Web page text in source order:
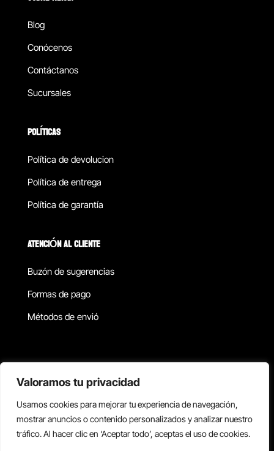
Valoramos tu privacidad
Usamos cookies para mejorar tu experiencia de navegación,
mostrar anuncios o contenido personalizados y analizar nuestro
tráfico. Al hacer clic en ‘Aceptar todo’, aceptas el uso de cookies.
Blog
Conócenos
Contáctanos
Sucursales
POLÍTICAS
Política de devolucion
Política de entrega
Política de garantía
ATENCIÓN AL CLIENTE
Buzón de sugerencias
Formas de pago
Métodos de envió
Copyright © 2026 Reisix. Todos los derechos reservados.